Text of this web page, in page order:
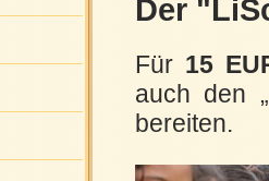
Der
Für 15
auch den
bereiten.